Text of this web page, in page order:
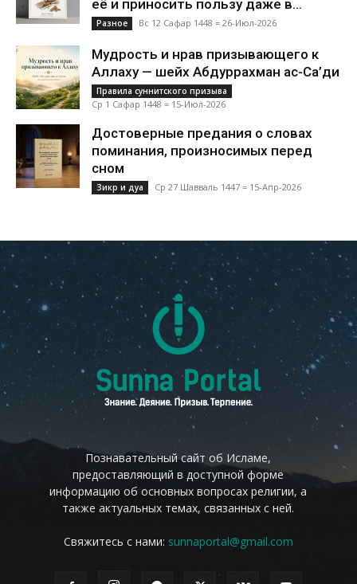
её и приносить пользу даже в...
Разное Вс 12 Сафар 1448 = 26-Июл-2026
Мудрость и нрав призывающего к
Аллаху — шейх Абдуррахман ас-Са’ди
Правила суннитского призыва
Ср 1 Сафар 1448 = 15-Июл-2026
Достоверные предания о словах
поминания, произносимых перед
сном
Зикр и дуа Ср 27 Шавваль 1447 = 15-Апр-2026
Познавательный сайт об Исламе,
предоставляющий в доступной форме
информацию об основных вопросах религии, а
также актуальных темах, связанных с ней.
Свяжитесь с нами: sunnaportal@gmail.com